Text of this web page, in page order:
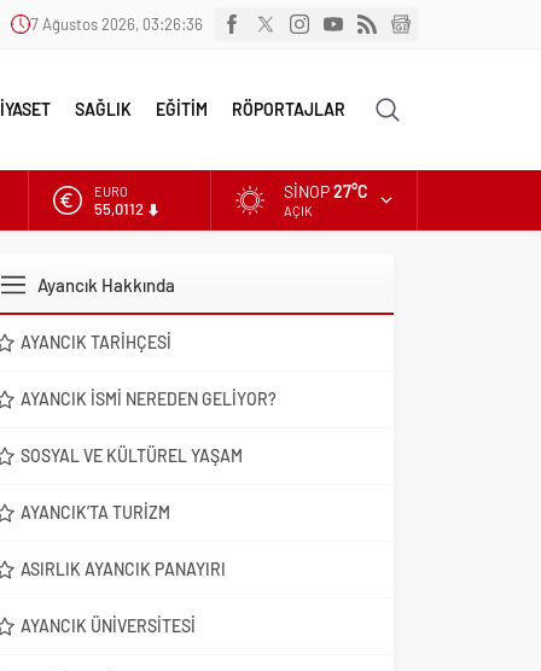
7 Ağustos 2026, 03:26:37
SAĞLIK EĞİTİM RÖPORTAJLAR
ALTIN
6.519,97
EURO
55,0112
SINOP27°C
AÇIK
Ayancık Hakkında
AYANCIK TARIHÇESI
AYANCIK İSMI NEREDEN GELIYOR?
SOSYAL VE KÜLTÜREL YAŞAM
AYANCIK’TA TURIZM
ASIRLIK AYANCIK PANAYIRI
AYANCIK ÜNIVERSITESI